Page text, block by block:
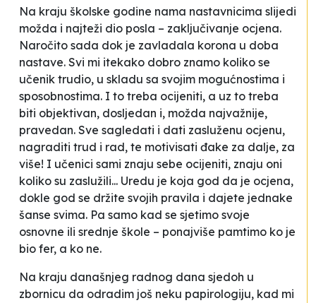
Na kraju školske godine nama nastavnicima slijedi
možda i najteži dio posla – zaključivanje ocjena.
Naročito sada dok je zavladala korona u doba
nastave. Svi mi itekako dobro znamo koliko se
učenik trudio, u skladu sa svojim mogućnostima i
sposobnostima. I to treba ocijeniti, a uz to treba
biti objektivan, dosljedan i, možda najvažnije,
pravedan. Sve sagledati i dati zasluženu ocjenu,
nagraditi trud i rad, te motivisati đake za dalje, za
više! I učenici sami znaju sebe ocijeniti, znaju oni
koliko su zaslužili... Uredu je koja god da je ocjena,
dokle god se držite svojih pravila i dajete jednake
šanse svima. Pa samo kad se sjetimo svoje
osnovne ili srednje škole – ponajviše pamtimo ko je
bio fer, a ko ne.
Na kraju današnjeg radnog dana sjedoh u
zbornicu da odradim još neku papirologiju, kad mi